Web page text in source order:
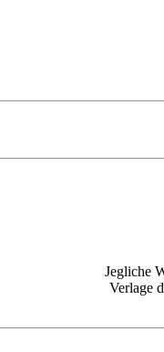
Jegliche
Verlage